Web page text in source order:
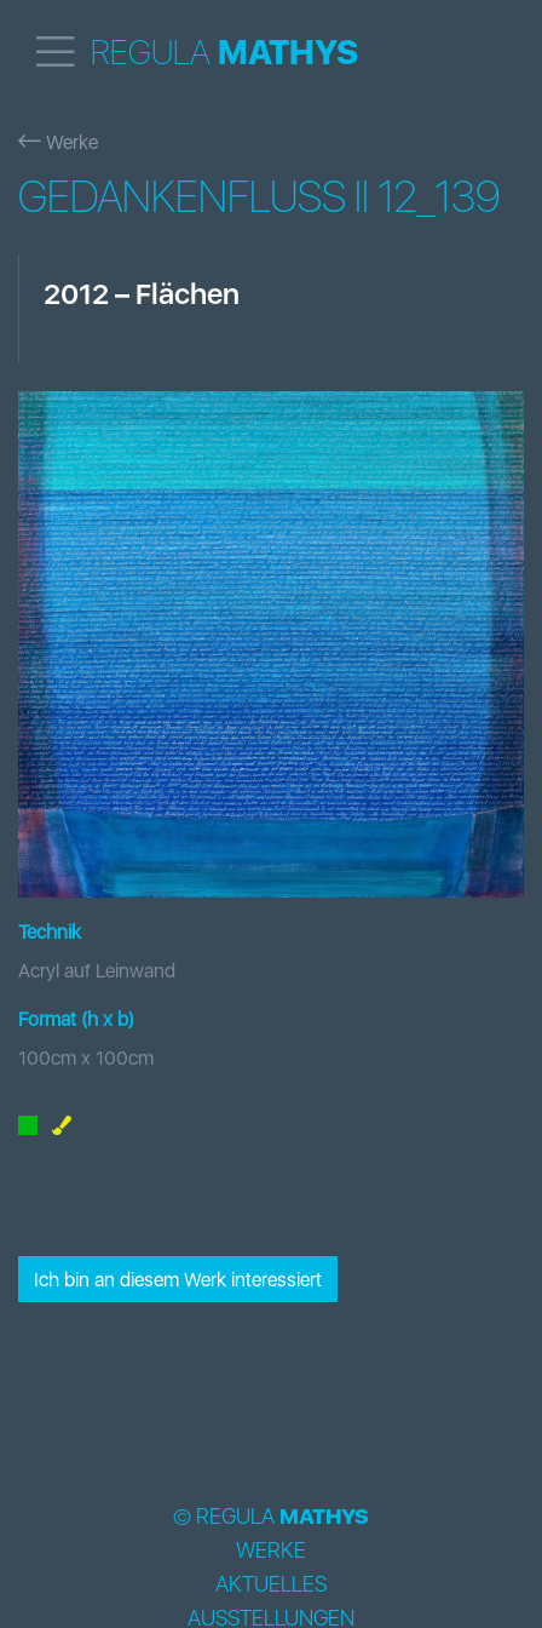
REGULA MATHYS
Werke
GEDANKENFLUSS II 12_139
2012– Flächen
Technik
Acryl auf Leinwand
Format (h x b)
100cm x 100cm
Ich bin an diesem Werk interessiert
© REGULA MATHYS
WERKE
AKTUELLES
AUSSTELLUNGEN